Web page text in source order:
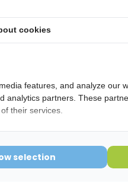
Jordan - Junior
- Tandpasta
Jaar - Fluoride
-
cookies
features, and analyze our
partners. These
their services.
selection